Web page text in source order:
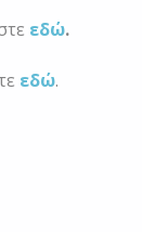
εδώ.
εδώ.